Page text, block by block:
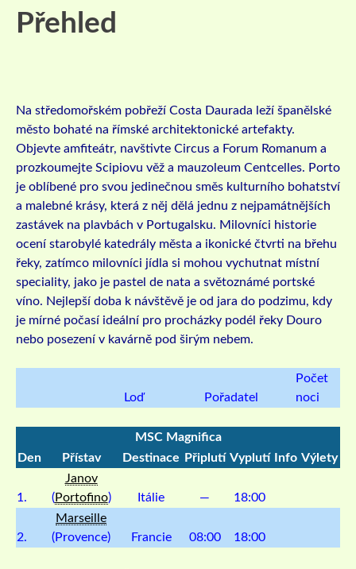
Přehled
Na středomořském pobřeží Costa Daurada leží španělské
město bohaté na římské architektonické artefakty.
Objevte amfiteátr, navštivte Circus a Forum Romanum a
prozkoumejte Scipiovu věž a mauzoleum Centcelles. Porto
je oblíbené pro svou jedinečnou směs kulturního bohatství
a malebné krásy, která z něj dělá jednu z nejpamátnějších
zastávek na plavbách v Portugalsku. Milovníci historie
ocení starobylé katedrály města a ikonické čtvrti na břehu
řeky, zatímco milovníci jídla si mohou vychutnat místní
speciality, jako je pastel de nata a světoznámé portské
víno. Nejlepší doba k návštěvě je od jara do podzimu, kdy
je mírné počasí ideální pro procházky podél řeky Douro
nebo posezení v kavárně pod širým nebem.
Loď Pořadatel
Počet
noci
MSC Magnifica
Den
Přístav Destinace Připlutí Vyplutí Info Výlety
1.
Janov
(Portofino) Itálie — 18:00
2.
Marseille
(Provence)
Francie 08:00 18:00